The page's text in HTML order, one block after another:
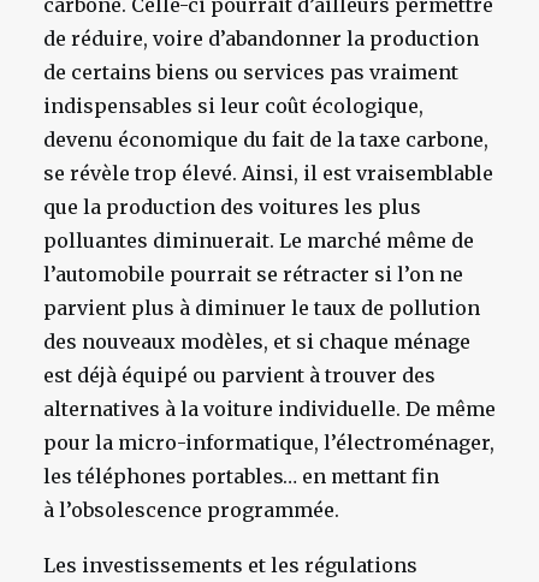
carbone. Celle-ci pourrait d’ailleurs permettre
de réduire, voire d’abandonner la production
de certains biens ou services pas vraiment
indispensables si leur coût écologique,
devenu économique du fait de la taxe carbone,
se révèle trop élevé. Ainsi, il est vraisemblable
que la production des voitures les plus
polluantes diminuerait. Le marché même de
l’automobile pourrait se rétracter si l’on ne
parvient plus à diminuer le taux de pollution
des nouveaux modèles, et si chaque ménage
est déjà équipé ou parvient à trouver des
alternatives à la voiture individuelle. De même
pour la micro-informatique, l’électroménager,
les téléphones portables… en mettant fin
à l’obsolescence programmée.
Les investissements et les régulations